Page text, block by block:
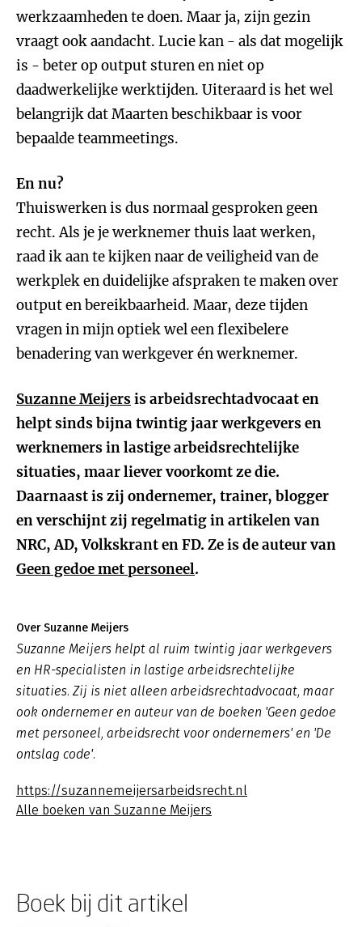
werkzaamheden te doen. Maar ja, zijn gezin
vraagt ook aandacht. Lucie kan - als dat mogelijk
is - beter op output sturen en niet op
daadwerkelijke werktijden. Uiteraard is het wel
belangrijk dat Maarten beschikbaar is voor
bepaalde teammeetings.
En nu?
Thuiswerken is dus normaal gesproken geen
recht. Als je je werknemer thuis laat werken,
raad ik aan te kijken naar de veiligheid van de
werkplek en duidelijke afspraken te maken over
output en bereikbaarheid. Maar, deze tijden
vragen in mijn optiek wel een flexibelere
benadering van werkgever én werknemer.
Suzanne Meijersis arbeidsrechtadvocaat en
helpt sinds bijna twintig jaar werkgevers en
werknemers in lastige arbeidsrechtelijke
situaties, maar liever voorkomt ze die.
Daarnaast is zij ondernemer, trainer, blogger
en verschijnt zij regelmatig in artikelen van
NRC, AD, Volkskrant en FD. Ze is de auteur van
Geen gedoe met personeel.
Over Suzanne Meijers
Suzanne Meijers helpt al ruim twintig jaar werkgevers
en HR-specialisten in lastige arbeidsrechtelijke
situaties. Zij is niet alleen arbeidsrechtadvocaat, maar
ook ondernemer en auteur van de boeken 'Geen gedoe
met personeel, arbeidsrecht voor ondernemers' en 'De
ontslag code'.
https://suzannemeijersarbeidsrecht.nl
Alle boeken van Suzanne Meijers
Boek bij dit artikel